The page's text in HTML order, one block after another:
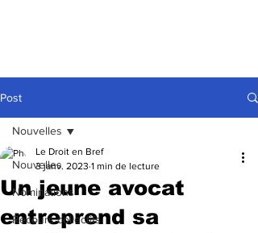
Post
Nouvelles
Nominations
Recours collectifs
Nouvelles
Un jeune avocat
entreprend sa
Le Droit en Bref
3 janv. 2023 1 min de lecture